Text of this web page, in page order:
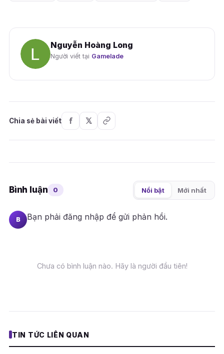
Nguyễn Hoàng Long
Người viết tại Gamelade
Chia sẻ bài viết
Bình luận 0 Nổi bật Mới nhất
B Bạn phải đăng nhập để gửi phản hồi.
Chưa có bình luận nào. Hãy là người đầu tiên!
TIN TỨC LIÊN QUAN